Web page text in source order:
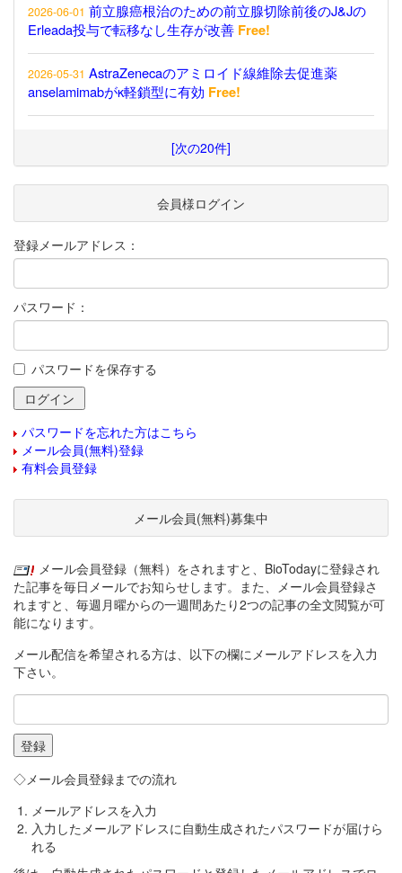
2026-06-01 前立腺癌根治のための前立腺切除前後のJ&Jの
Erleada投与で転移なし生存が改善 Free!
2026-05-31 AstraZenecaのアミロイド線維除去促進薬
anselamimabがκ軽鎖型に有効 Free!
[次の20件]
会員様ログイン
登録メールアドレス：
パスワード：
パスワードを保存する
パスワードを忘れた方はこちら
メール会員(無料)登録
有料会員登録
メール会員(無料)募集中
メール会員登録（無料）をされますと、BioTodayに登録され
た記事を毎日メールでお知らせします。また、メール会員登録さ
れますと、毎週月曜からの一週間あたり2つの記事の全文閲覧が可
能になります。
メール配信を希望される方は、以下の欄にメールアドレスを入力
下さい。
◇メール会員登録までの流れ
メールアドレスを入力
入力したメールアドレスに自動生成されたパスワードが届けら
れる